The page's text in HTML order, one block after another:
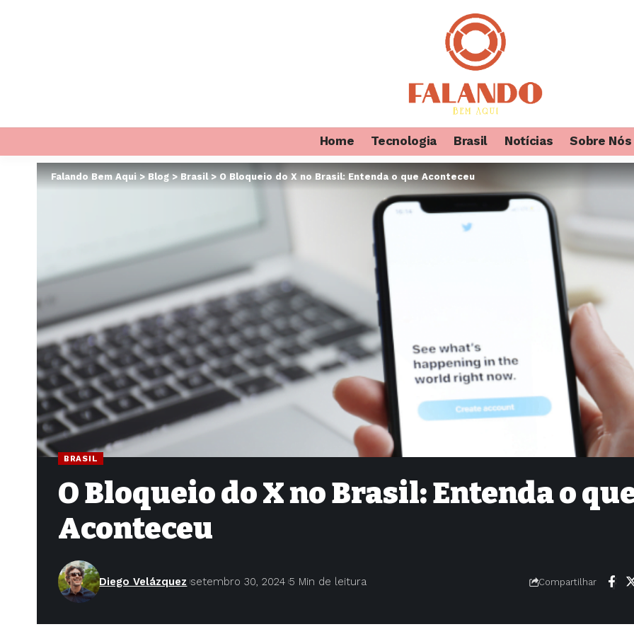
Home Tecnologia Brasil Notícias Sobre Nós
Falando Bem Aqui > Blog > Brasil> O Bloqueio do X no Brasil: Entenda o que Aconteceu
BRASIL
O Bloqueio do X no Brasil: Entenda o
Aconteceu
Diego Velázquez setembro 30, 2024 5 Min de leitura Compartilhar